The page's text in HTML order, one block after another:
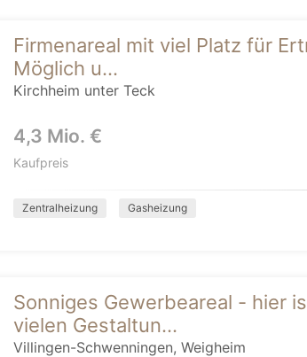
Firmenareal mit viel Platz für
Möglich u...
Kirchheim unter Teck
4,3 Mio. €
Kaufpreis
Zentralheizung Gasheizung
Sonniges Gewerbeareal - hier
vielen Gestaltun...
Villingen-Schwenningen, Weigheim